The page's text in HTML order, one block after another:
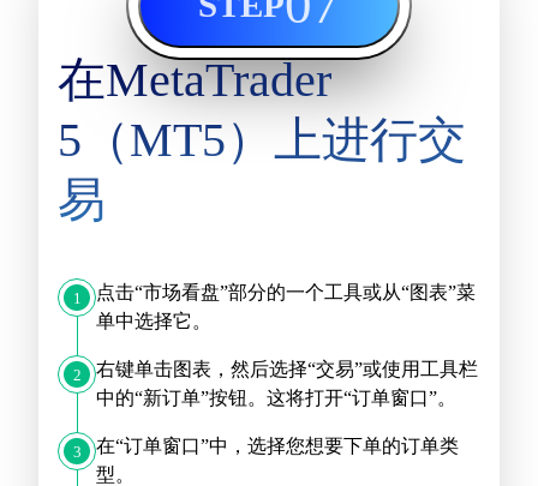
在MetaTrader
5（MT5）上进行交
易
1
点击“市场看盘”部分的一个工具或从“图表”菜
单中选择它。
2
右键单击图表，然后选择“交易”或使用工具栏
中的“新订单”按钮。这将打开“订单窗口”。
3
在“订单窗口”中，选择您想要下单的订单类
型。